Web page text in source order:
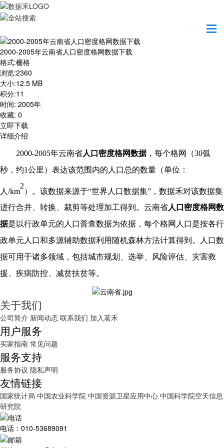
2000-2005年云南省人口密度格网数据下载
格式:栅格
浏览:2360
大小:12.5 MB
积分:11
时间: 2005年
收藏: 0
立即下载
详细介绍
2000-2005年云南省人口密度格网数据，每个格网（30弧
秒，约1公里）表达该范围内的人口总的数量（单位：
人/km
2
）。该数据来源于“世界人口数据集”，数据禾对该数据集
进行合并、转换、裁剪等处理加工得到。 云南省人口密度格网数
据是以行政单元的人口普查数据为依据，每个格网人口是按各行
政单元人口和多源辅助数据利用随机森林方法计算得到。人口数
据可用于诸多领域，包括城市规划、选举、风险评估、灾害救
援、疾病防控、减贫扶贫等。
关于我们
公司简介 新闻动态 联系我们 加入茗禾
用户服务
买家指南 常见问题
服务支持
服务协议 隐私声明
友情链接
国家统计局 中国农业科学院 中国资源卫星应用中心 中国科学院空天信息
研究院
电话：010-53689091